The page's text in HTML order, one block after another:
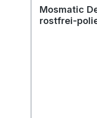
Mosmatic
rostfrei-